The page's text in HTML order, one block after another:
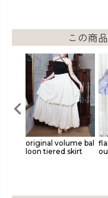
この商
original volume bal
loon tiered skirt